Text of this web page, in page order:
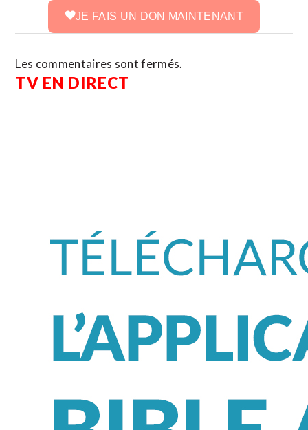
JE FAIS UN DON MAINTENANT
Les commentaires sont fermés.
TV EN DIRECT